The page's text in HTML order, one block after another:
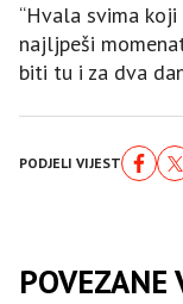
“Hvala svima
najljpeši
biti tu i za dva
PODJELI VIJEST
POVEZANE